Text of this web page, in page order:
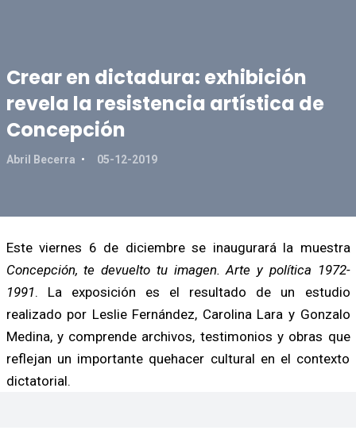
Crear en dictadura: exhibición
revela la resistencia artística de
Concepción
Abril Becerra 05-12-2019
Este viernes 6 de diciembre se inaugurará la muestra
Concepción, te devuelto tu imagen. Arte y política 1972-
1991. La exposición es el resultado de un estudio
realizado por Leslie Fernández, Carolina Lara y Gonzalo
Medina, y comprende archivos, testimonios y obras que
reflejan un importante quehacer cultural en el contexto
dictatorial.